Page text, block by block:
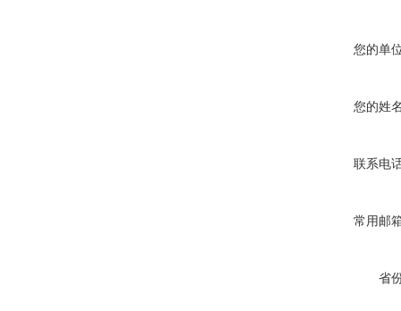
您的单
您的姓
联系电
常用邮
省